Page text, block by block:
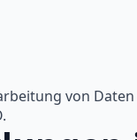
von